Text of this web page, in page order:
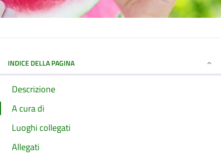
INDICE DELLA PAGINA
Descrizione
A cura di
Luoghi collegati
Allegati